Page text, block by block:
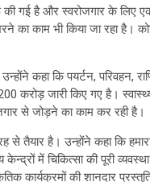
गई है और स्वरोजगार के लिए
का काम भी किया जा रहा है।
कहा कि पयर्टन, परिवहन,
करोड़ जारी किए गए है।
से जोड़ने का काम कर रही है।
तैयार है। उन्होंने कहा कि
में चिकित्सा की पूरी
कार्यक्रमों की शानदार